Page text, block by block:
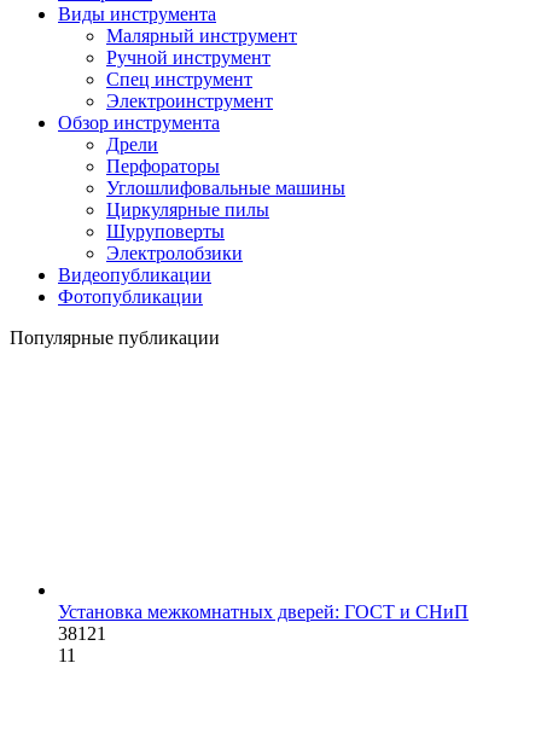
Виды инструмента
Малярный инструмент
Ручной инструмент
Спец инструмент
Электроинструмент
Обзор инструмента
Дрели
Перфораторы
Углошлифовальные машины
Циркулярные пилы
Шуруповерты
Электролобзики
Видеопубликации
Фотопубликации
Популярные публикации
Установка межкомнатных дверей: ГОСТ и СНиП
38121
11